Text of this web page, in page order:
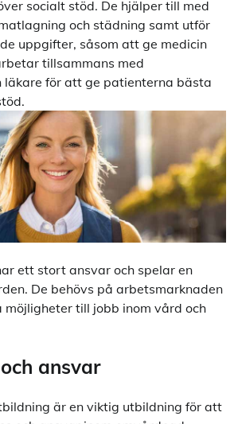
socialt stöd. De hjälper till med
och städning samt utför
uppgifter, såsom att ge medicin
tillsammans med
läkare för att ge patienterna bästa
ett stort ansvar och spelar en
De behövs på arbetsmarknaden
möjligheter till jobb inom vård och
ansvar
är en viktig utbildning för att